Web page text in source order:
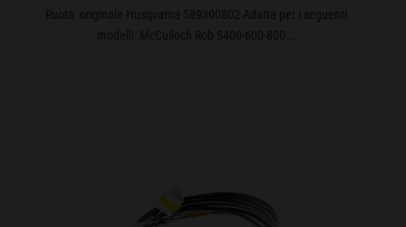
Ruota originale Husqvarna 589300802 Adatta per i seguenti
modelli: McCulloch Rob S400-600-800...